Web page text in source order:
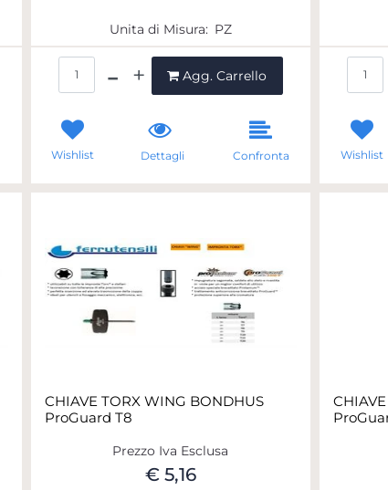
Unita di Misura: PZ
Agg. Carrello
Wishlist Dettagli Confronta Wishlist
CHIAVE TORX WING BONDHUS
ProGuard T8
Prezzo Iva Esclusa
€ 5,16